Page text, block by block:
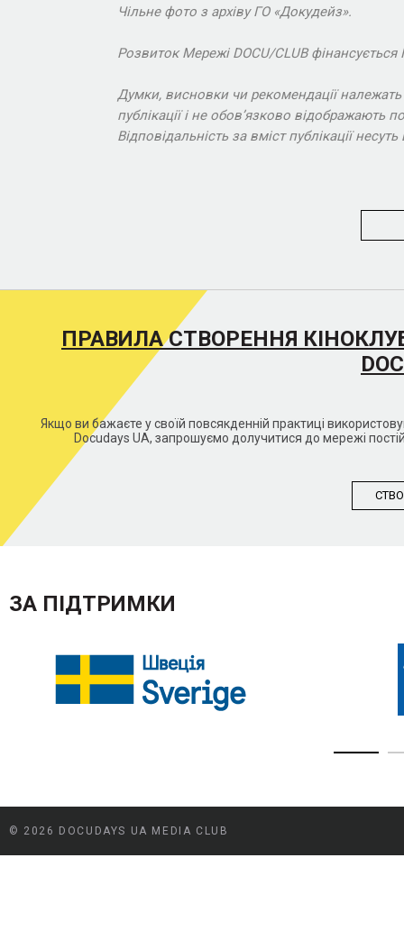
Чільне фото з архіву ГО «Докудейз».
Розвиток Мережі DOCU/CLUB
Думки, висновки чи рекомендації
публікації і не обов’язково відображають
Відповідальність за вміст публікації
ПРАВИЛА СТВОРЕННЯ
Якщо ви бажаєте у своїй повсякденній практиці
Docudays UA, запрошуємо долучитися до мережі
ЗА ПІДТРИМКИ
© 2026 DOCUDAYS UA MEDIA CLUB